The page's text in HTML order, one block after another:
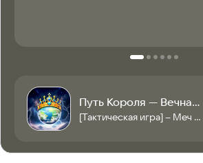
Путь Короля — Вечная Слава
[Тактическая игра] – Меч или магия — последний довод остаётся за умением!